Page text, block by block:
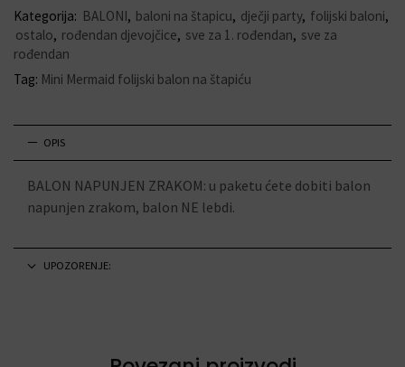
Kategorija: BALONI, baloni na štapicu, dječji party, folijski baloni,
ostalo, rođendan djevojčice, sve za 1. rođendan, sve za
rođendan
Tag: Mini Mermaid folijski balon na štapiću
OPIS
BALON NAPUNJEN ZRAKOM: u paketu ćete dobiti balon
napunjen zrakom, balon NE lebdi.
UPOZORENJE: